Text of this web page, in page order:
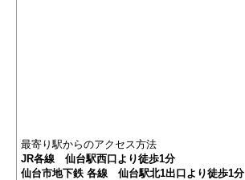
最寄り駅からのアクセス方法
JR各線 仙台駅西口より徒歩1分
仙台市地下鉄 各線 仙台駅北1出口より徒歩1分